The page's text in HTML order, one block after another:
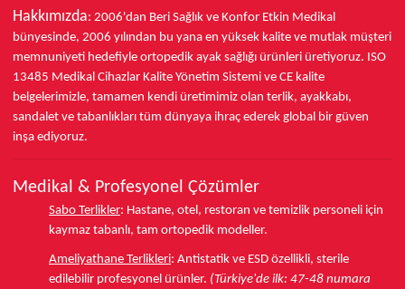
Hakkımızda: 2006'dan Beri Sağlık ve Konfor Etkin Medikal
bünyesinde, 2006 yılından bu yana en yüksek kalite ve mutlak müşteri
memnuniyeti hedefiyle ortopedik ayak sağlığı ürünleri üretiyoruz. ISO
13485 Medikal Cihazlar Kalite Yönetim Sistemi ve CE kalite
belgelerimizle, tamamen kendi üretimimiz olan terlik, ayakkabı,
sandalet ve tabanlıkları tüm dünyaya ihraç ederek global bir güven
inşa ediyoruz.
Medikal & Profesyonel Çözümler
Sabo Terlikler: Hastane, otel, restoran ve temizlik personeli için
kaymaz tabanlı, tam ortopedik modeller.
Ameliyathane Terlikleri: Antistatik ve ESD özellikli, sterile
edilebilir profesyonel ürünler. (Türkiye'de ilk: 47-48 numara